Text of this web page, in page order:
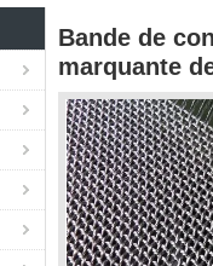
Bande de
marquante